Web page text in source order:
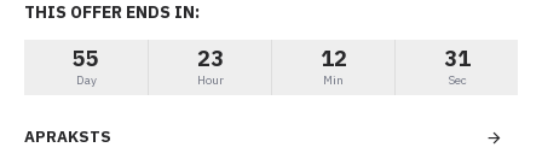
APRAKSTS
THIS OFFER ENDS IN:
55
Day
23
Hour
12
Min
31
Sec